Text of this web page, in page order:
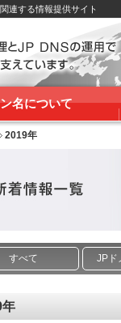
連する情報提供サイト
名について
2019年
すべて JPド
年